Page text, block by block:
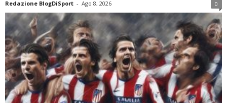
Redazione BlogDiSport - Ago 8, 2026 0